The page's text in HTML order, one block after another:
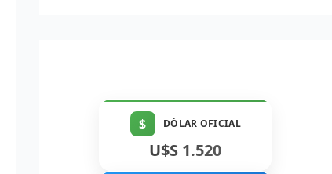
$ DÓLAR OFICIAL
U$S 1.520